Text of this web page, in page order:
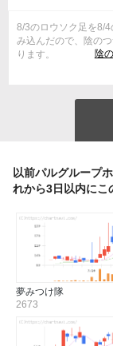
8/3のロウソク足を8/
み込んだので、陰の
ります。
陰
以前パルグループ
れから3日以内にこ
夢みつけ隊
2673